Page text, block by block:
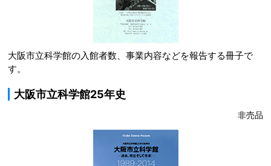
大阪市立科学館の入館者数、事業内容などを報告する冊子で
す。
大阪市立科学館25年史
非売品